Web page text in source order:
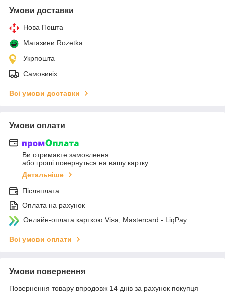
Умови доставки
Нова Пошта
Магазини Rozetka
Укрпошта
Самовивіз
Всі умови доставки
Умови оплати
Ви отримаєте замовлення
або гроші повернуться на вашу картку
Детальніше
Післяплата
Оплата на рахунок
Онлайн-оплата карткою Visa, Mastercard - LiqPay
Всі умови оплати
Умови повернення
Повернення товару впродовж 14 днів за рахунок покупця